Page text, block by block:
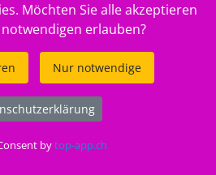
Schweizer Portalswww.sciences-
Bibliothek Werner Oechslin
Möchten Sie alle akzeptieren
erlauben?
Nur notwendige
bytop-app.ch